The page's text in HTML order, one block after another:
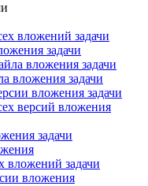
вложений задачи
задачи
вложения задачи
вложения задачи
вложения задачи
версий вложения
задачи
вложений задачи
вложения